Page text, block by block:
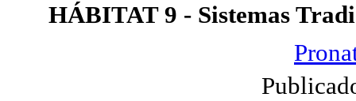
HÁBITAT 9 - Sistemas